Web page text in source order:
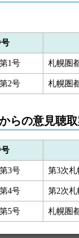
1号 札幌圏
2号 札幌圏
らの意見聴
3号 第3次
4号 第2次
5号 札幌圏